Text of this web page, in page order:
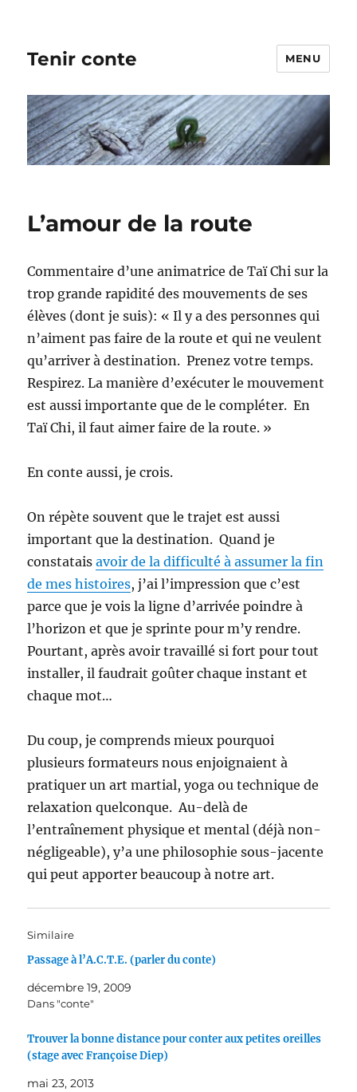
Tenir conte MENU
L’amour de la route
Commentaire d’une animatrice de Taï Chi sur la
trop grande rapidité des mouvements de ses
élèves (dont je suis): « Il y a des personnes qui
n’aiment pas faire de la route et qui ne veulent
qu’arriver à destination. Prenez votre temps.
Respirez. La manière d’exécuter le mouvement
est aussi importante que de le compléter. En
Taï Chi, il faut aimer faire de la route. »
En conte aussi, je crois.
On répète souvent que le trajet est aussi
important que la destination. Quand je
constataisavoir de la difficulté à assumer la fin
de mes histoires, j’ai l’impression que c’est
parce que je vois la ligne d’arrivée poindre à
l’horizon et que je sprinte pour m’y rendre.
Pourtant, après avoir travaillé si fort pour tout
installer, il faudrait goûter chaque instant et
chaque mot…
Du coup, je comprends mieux pourquoi
plusieurs formateurs nous enjoignaient à
pratiquer un art martial, yoga ou technique de
relaxation quelconque. Au-delà de
l’entraînement physique et mental (déjà non-
négligeable), y’a une philosophie sous-jacente
qui peut apporter beaucoup à notre art.
Similaire
Passage à l’A.C.T.E. (parler du conte)
décembre 19, 2009
Dans "conte"
Trouver la bonne distance pour conter aux petites oreilles
(stage avec Françoise Diep)
mai 23, 2013